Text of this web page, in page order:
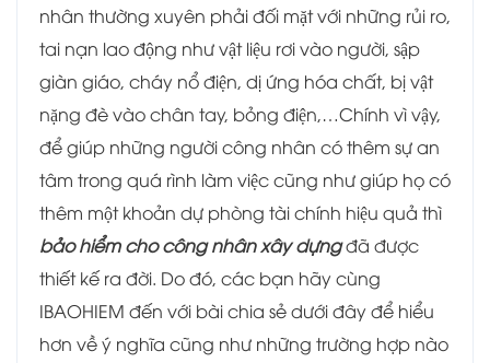
nhân thường xuyên phải đối mặt với những rủi ro,
tai nạn lao động như vật liệu rơi vào người, sập
giàn giáo, cháy nổ điện, dị ứng hóa chất, bị vật
nặng đè vào chân tay, bỏng điện,…Chính vì vậy,
để giúp những người công nhân có thêm sự an
tâm trong quá rình làm việc cũng như giúp họ có
thêm một khoản dự phòng tài chính hiệu quả thì
bảo hiểm cho công nhân xây dựngđã được
thiết kế ra đời. Do đó, các bạn hãy cùng
IBAOHIEM đến với bài chia sẻ dưới đây để hiểu
hơn về ý nghĩa cũng như những trường hợp nào